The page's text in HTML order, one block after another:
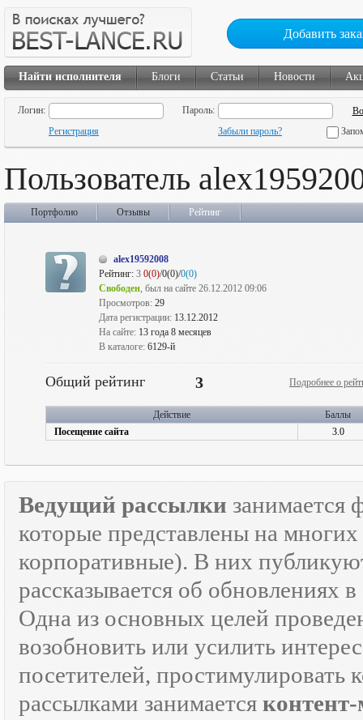
Добавить
Найти исполнителя Блоги Статьи Новости
Логин:
Пароль:
Регистрация
Забыли пароль?
Пользователь
Портфолио Отзывы Рейтинг
alex19592008
Рейтинг: 3 0(0)/0(0)/0(0)
Свободен, был на сайте 26.12.2012 09:06
Просмотров: 29
Дата регистрации: 13.12.2012
На сайте: 13 года 8 месяцев
В каталоге: 6129-й
Общий рейтинг 3 Подробнее о
Действие
Баллы
Посещение сайта
3.0
Ведущий рассылки занимается
которые представлены на
корпоративные). В них
рассказывается об обновлениях
Одна из основных целей
возобновить или усилить
посетителей, простимулировать
рассылками занимается